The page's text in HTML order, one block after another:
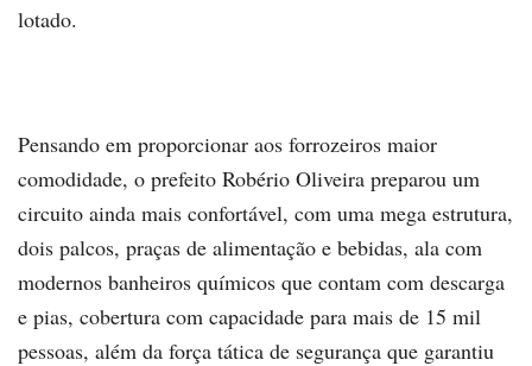
lotado.
Pensando em proporcionar aos forrozeiros maior
comodidade, o prefeito Robério Oliveira preparou um
circuito ainda mais confortável, com uma mega estrutura,
dois palcos, praças de alimentação e bebidas, ala com
modernos banheiros químicos que contam com descarga
e pias, cobertura com capacidade para mais de 15 mil
pessoas, além da força tática de segurança que garantiu